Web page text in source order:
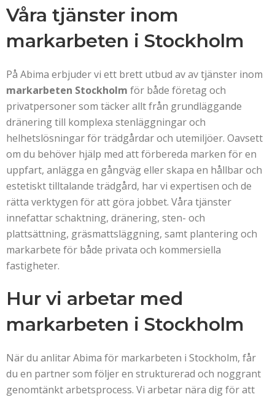
Våra tjänster inom
markarbeten i Stockholm
På Abima erbjuder vi ett brett utbud av av tjänster inom
markarbeten Stockholm för både företag och
privatpersoner som täcker allt från grundläggande
dränering till komplexa stenläggningar och
helhetslösningar för trädgårdar och utemiljöer. Oavsett
om du behöver hjälp med att förbereda marken för en
uppfart, anlägga en gångväg eller skapa en hållbar och
estetiskt tilltalande trädgård, har vi expertisen och de
rätta verktygen för att göra jobbet. Våra tjänster
innefattar schaktning, dränering, sten- och
plattsättning, gräsmattsläggning, samt plantering och
markarbete för både privata och kommersiella
fastigheter.
Hur vi arbetar med
markarbeten i Stockholm
När du anlitar Abima för markarbeten i Stockholm, får
du en partner som följer en strukturerad och noggrant
genomtänkt arbetsprocess. Vi arbetar nära dig för att